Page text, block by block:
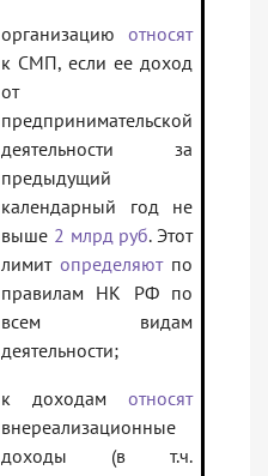
организацию относят
к СМП, если ее доход
от
предпринимательской
деятельности за
предыдущий
календарный год не
выше 2 млрд руб. Этот
лимит определяютпо
правилам НК РФ по
всем видам
деятельности;
к доходам относят
внереализационные
доходы (в т.ч.